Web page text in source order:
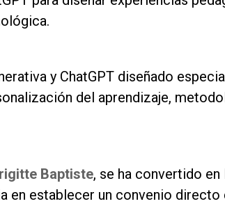
y ChatGPT diseñado
del aprendizaje,
Baptiste, se ha convertido en
en establecer un convenio directo